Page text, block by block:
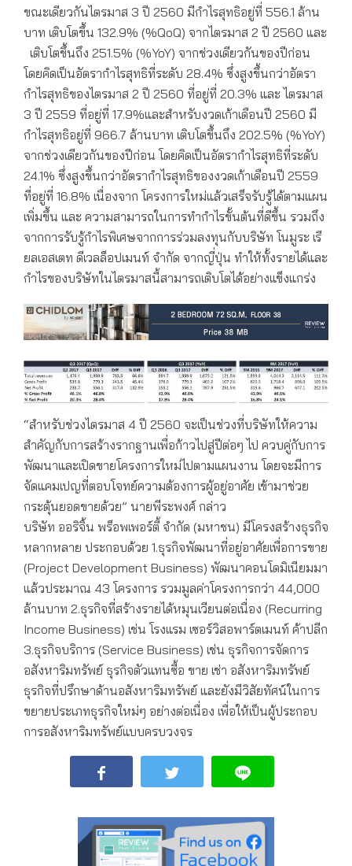
ขณะเดียวกันไตรมาส 3 ปี 2560 มีกำไรสุทธิอยู่ที่ 556.1 ล้าน
บาท เติบโตขึ้น 132.9% (%QoQ) จากไตรมาส 2 ปี 2560 และ
เติบโตขึ้นถึง 251.5% (%YoY) จากช่วงเดียวกันของปีก่อน
โดยคิดเป็นอัตรากำไรสุทธิที่ระดับ 28.4% ซึ่งสูงขึ้นกว่าอัตรา
กำไรสุทธิของไตรมาส 2 ปี 2560 ที่อยู่ที่ 20.3% และ ไตรมาส
3 ปี 2559 ที่อยู่ที่ 17.9%และสำหรับงวดเก้าเดือนปี 2560 มี
กำไรสุทธิอยู่ที่ 966.7 ล้านบาท เติบโตขึ้นถึง 202.5% (%YoY)
จากช่วงเดียวกันของปีก่อน โดยคิดเป็นอัตรากำไรสุทธิที่ระดับ
24.1% ซึ่งสูงขึ้นกว่าอัตรากำไรสุทธิของงวดเก้าเดือนปี 2559
ที่อยู่ที่ 16.8% เนื่องจาก โครงการใหม่แล้วเสร็จรับรู้ได้ตามแผน
เพิ่มขึ้น และ ความสามารถในการทำกำไรขั้นต้นที่ดีขึ้น รวมถึง
จากการรับรู้กำไรพิเศษจากการร่วมลงทุนกับบริษัท โนมูระ เรี
ยลเอสเตท ดีเวลล็อปเมนท์ จำกัด จากญี่ปุ่น ทำให้ทั้งรายได้และ
กำไรของบริษัทในไตรมาสนี้สามารถเติบโตได้อย่างแข็งแกร่ง
“สำหรับช่วงไตรมาส 4 ปี 2560 จะเป็นช่วงที่บริษัทให้ความ
สำคัญกับการสร้างรากฐานเพื่อก้าวไปสู่ปีต่อๆ ไป ควบคู่กับการ
พัฒนาและเปิดขายโครงการใหม่ไปตามแผนงาน โดยจะมีการ
จัดแคมเปญที่ตอบโจทย์ความต้องการผู้อยู่อาศัย เข้ามาช่วย
กระตุ้นยอดขายด้วย” นายพีระพงศ์ กล่าว
บริษัท ออริจิ้น พร็อพเพอร์ตี้ จำกัด (มหาชน) มีโครงสร้างธุรกิจ
หลากหลาย ประกอบด้วย 1.ธุรกิจพัฒนาที่อยู่อาศัยเพื่อการขาย
(Project Development Business) พัฒนาคอนโดมิเนียมมา
แล้วประมาณ 43 โครงการ รวมมูลค่าโครงการกว่า 44,000
ล้านบาท 2.ธุรกิจที่สร้างรายได้หมุนเวียนต่อเนื่อง (Recurring
Income Business) เช่น โรงแรม เซอร์วิสอพาร์ตเมนท์ ค้าปลีก
3.ธุรกิจบริการ (Service Business) เช่น ธุรกิจการจัดการ
อสังหาริมทรัพย์ ธุรกิจตัวแทนซื้อ ขาย เช่า อสังหาริมทรัพย์
ธุรกิจที่ปรึกษาด้านอสังหาริมทรัพย์ และยังมีวิสัยทัศน์ในการ
ขยายประเภทธุรกิจใหม่ๆ อย่างต่อเนื่อง เพื่อให้เป็นผู้ประกอบ
การอสังหาริมทรัพย์แบบครบวงจร